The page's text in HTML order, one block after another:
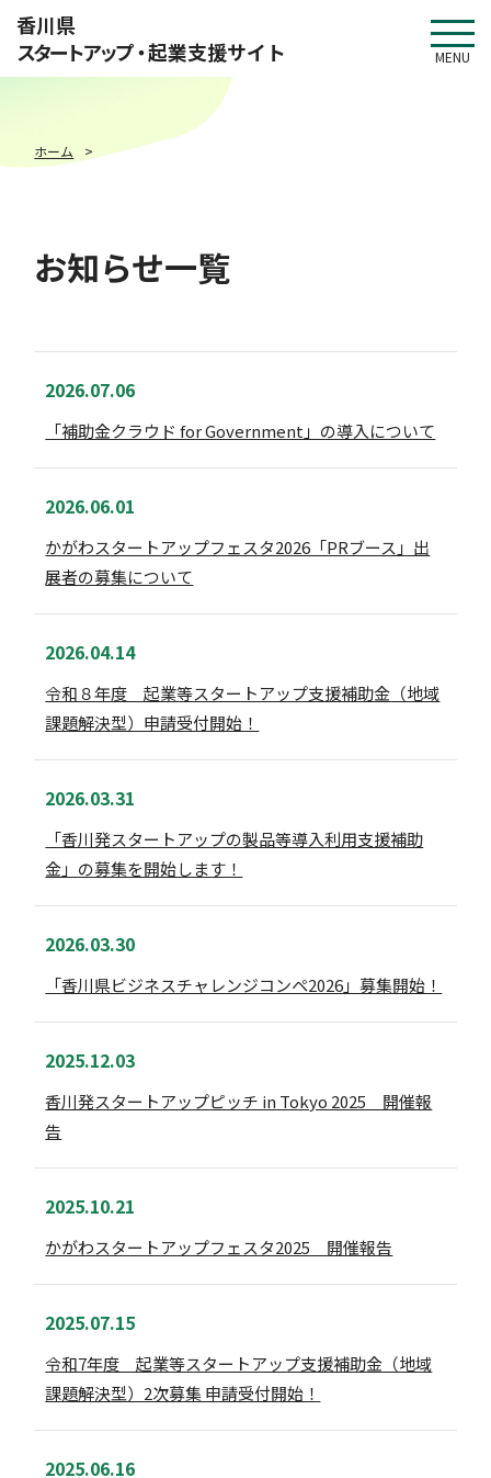
香川県
スタートアップ・起業支援サイト MENU
ホーム
お知らせ一覧
2026.07.06
「補助金クラウド for Government」の導入について
2026.06.01
かがわスタートアップフェスタ2026「PRブース」出
展者の募集について
2026.04.14
令和８年度 起業等スタートアップ支援補助金（地域
課題解決型）申請受付開始！
2026.03.31
「香川発スタートアップの製品等導入利用支援補助
金」の募集を開始します！
2026.03.30
「香川県ビジネスチャレンジコンペ2026」募集開始！
2025.12.03
香川発スタートアップピッチ in Tokyo 2025 開催報
告
2025.10.21
かがわスタートアップフェスタ2025 開催報告
2025.07.15
令和7年度 起業等スタートアップ支援補助金（地域
課題解決型）2次募集 申請受付開始！
2025.06.16